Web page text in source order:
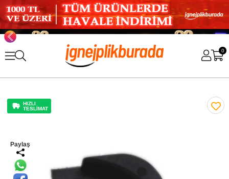
0
HIZLI
TESLİMAT
Paylaş